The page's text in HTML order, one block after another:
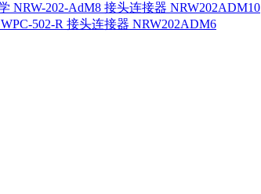
NRW-202-AdM8 接头连接器 NRW202ADM10
502-R 接头连接器 NRW202ADM6